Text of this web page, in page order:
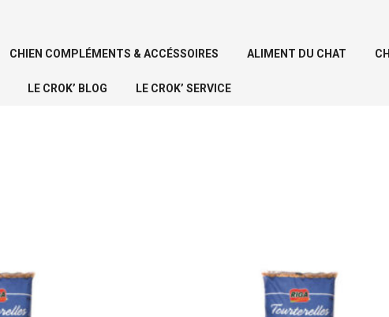
CHIEN COMPLÉMENTS & ACCÉSSOIRES ALIMENT DU CHAT
LE CROK’ BLOG LE CROK’ SERVICE